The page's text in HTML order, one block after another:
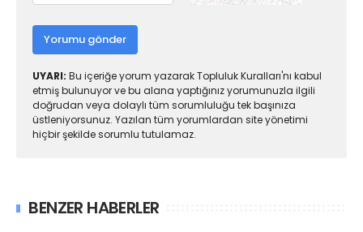
Yorumu gönder
UYARI: Bu içeriğe yorum yazarak Topluluk Kuralları'nı kabul
etmiş bulunuyor ve bu alana yaptığınız yorumunuzla ilgili
doğrudan veya dolaylı tüm sorumluluğu tek başınıza
üstleniyorsunuz. Yazılan tüm yorumlardan site yönetimi
hiçbir şekilde sorumlu tutulamaz.
BENZER HABERLER